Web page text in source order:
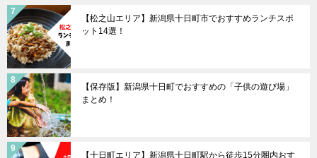
【松之山エリア】新潟県十日町市でおすすめランチスポ
ット14選！
【保存版】新潟県十日町でおすすめの「子供の遊び場」
まとめ！
【十日町エリア】新潟県十日町駅から徒歩15分圏内おす